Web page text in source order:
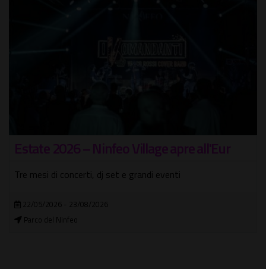
Estate 2026 – Ninfeo Village apre all'Eur
Tre mesi di concerti, dj set e grandi eventi
22/05/2026 - 23/08/2026
Parco del Ninfeo